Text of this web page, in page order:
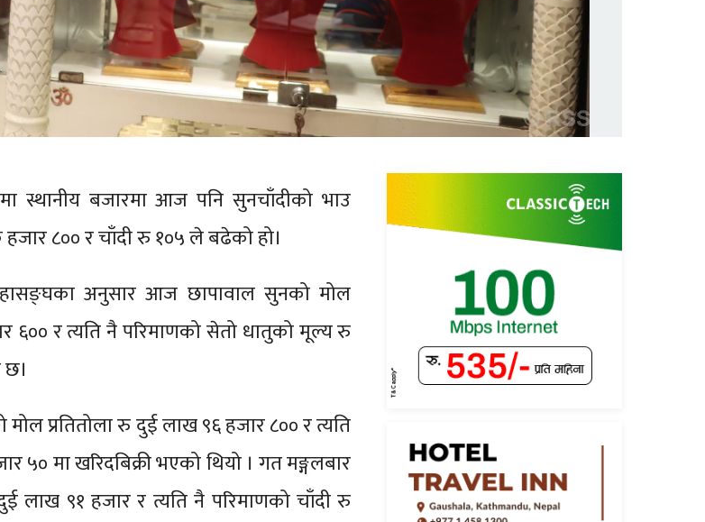
स्थानीय बजारमा आज पनि सुनचाँदीको भाउ
८०० र चाँदी रु १०५ ले बढेको हो।
अनुसार आज छापावाल सुनको मोल
६०० र त्यति नै परिमाणको सेतो धातुको मूल्य रु
प्रतितोला रु दुई लाख ९६ हजार ८०० र त्यति
५० मा खरिदबिक्री भएको थियो । गत मङ्गलबार
लाख ९१ हजार र त्यति नै परिमाणको चाँदी रु